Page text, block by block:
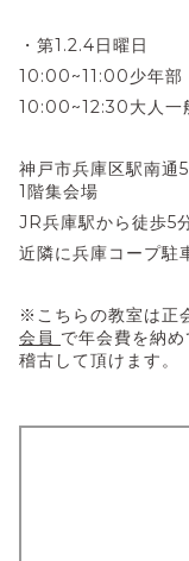
・第1.2.4日曜日
10:00~11:00少年部
10:00~12:30大人一
神戸市兵庫区駅南
1階集会場
JR兵庫駅から徒歩5
近隣に兵庫コープ駐
※こちらの教室は正
会員 で年会費を納
稽古して頂けます。